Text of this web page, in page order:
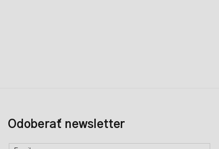
Odoberať newsletter